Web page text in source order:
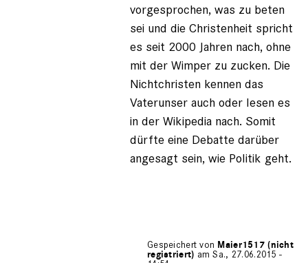
vorgesprochen, was zu beten
sei und die Christenheit spricht
es seit 2000 Jahren nach, ohne
mit der Wimper zu zucken. Die
Nichtchristen kennen das
Vaterunser auch oder lesen es
in der Wikipedia nach. Somit
dürfte eine Debatte darüber
angesagt sein, wie Politik geht.
Gespeichert von Maier1517 (nicht
registriert) am Sa., 27.06.2015 -